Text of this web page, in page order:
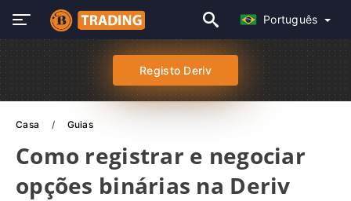
Português
Registo Deriv
Casa Guias
Como registrar e negociar
opções binárias na Deriv